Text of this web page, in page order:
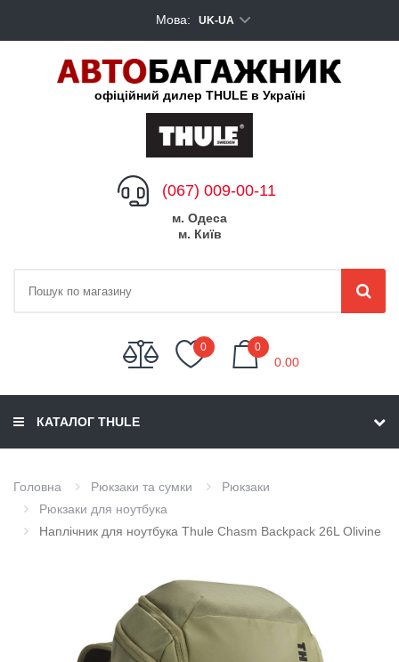
Мова: UK-UA
офіційний дилер THULE в Україні
(067) 009-00-11
м. Одеса
м. Київ
0 0
0.00
КАТАЛОГ THULE
Головна Рюкзаки та сумки
Рюкзаки
Рюкзаки для ноутбука
Наплічник для ноутбука Thule Chasm Backpack 26L Olivine